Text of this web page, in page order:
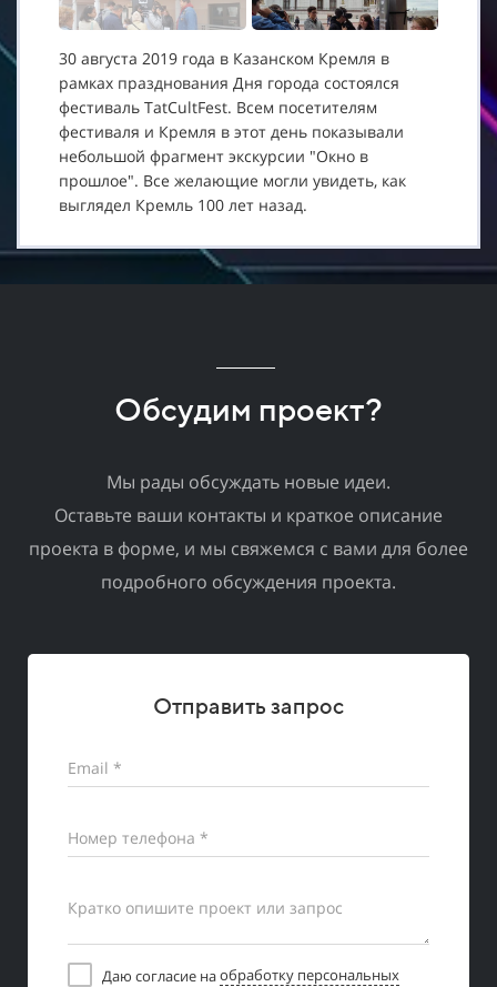
30 августа 2019 года в Казанском Кремля в
рамках празднования Дня города состоялся
фестиваль TatCultFest. Всем посетителям
фестиваля и Кремля в этот день показывали
небольшой фрагмент экскурсии "Окно в
прошлое". Все желающие могли увидеть, как
выглядел Кремль 100 лет назад.
Обсудим проект?
Мы рады обсуждать новые идеи.
Оставьте ваши контакты и краткое описание
проекта в форме, и мы свяжемся с вами для более
подробного обсуждения проекта.
Отправить запрос
Email *
Номер телефона *
Кратко опишите проект или запрос
Даю согласие наобработку персональных